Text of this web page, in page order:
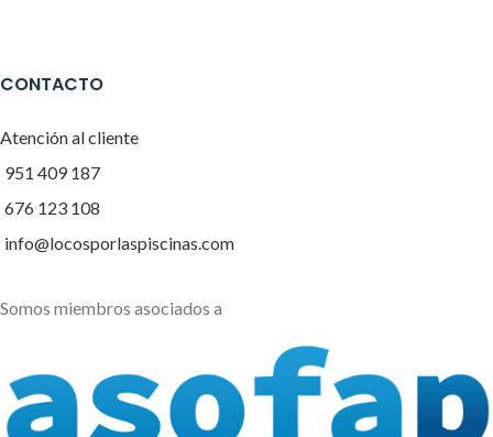
CONTACTO
Atención al cliente
951 409 187
676 123 108
info@locosporlaspiscinas.com
Somos miembros asociados a